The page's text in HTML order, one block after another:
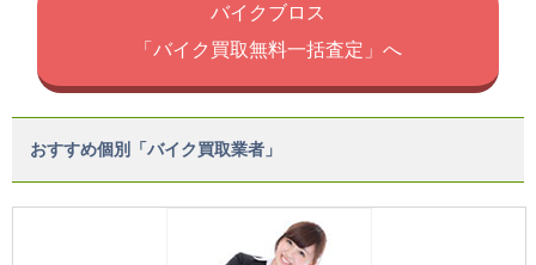
バイクブロス
「バイク買取無料一括査定」へ
おすすめ個別「バイク買取業者」